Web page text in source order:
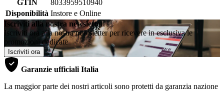
GTIN
8033959510940
Disponibilità Instore e Online
Iscriviti alla nostra newsletter
Iscriviti ora alla nostra newsletter per ricevere in esclusiva le
promozioni dedicate
Iscriviti ora
Garanzie ufficiali Italia
La maggior parte dei nostri articoli sono protetti da garanzia nazione